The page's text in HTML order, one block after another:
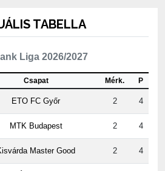
Csapat
ETO FC Győr 2 4
MTK Budapest 2 4
Kisvárda Master Good 2 4
Újpest FC 2 3